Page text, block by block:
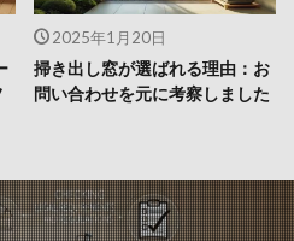
2025年1月20日
掃き出し窓が選ばれる理由：お
問い合わせを元に考察しました